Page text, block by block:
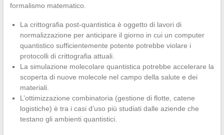
formalismo matematico.
La crittografia post-quantistica è oggetto di lavori di
normalizzazione per anticipare il giorno in cui un computer
quantistico sufficientemente potente potrebbe violare i
protocolli di crittografia attuali.
La simulazione molecolare quantistica potrebbe accelerare la
scoperta di nuove molecole nel campo della salute e dei
materiali.
L’ottimizzazione combinatoria (gestione di flotte, catene
logistiche) è tra i casi d’uso più studiati dalle aziende che
testano gli ambienti quantistici.